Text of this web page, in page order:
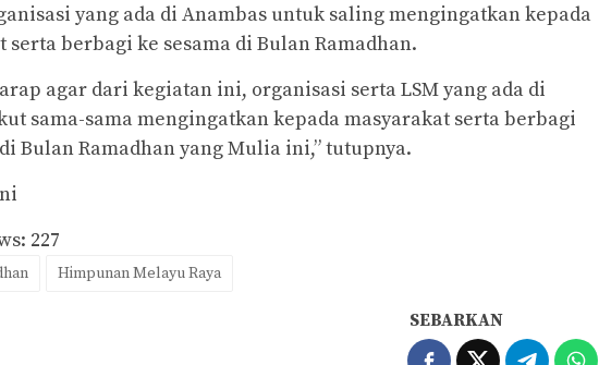
yang ada di Anambas untuk saling mengingatkan kepada
serta berbagi ke sesama di Bulan Ramadhan.
agar dari kegiatan ini, organisasi serta LSM yang ada di
sama-sama mengingatkan kepada masyarakat serta berbagi
Bulan Ramadhan yang Mulia ini,” tutupnya.
227
Himpunan Melayu Raya
SEBARKAN